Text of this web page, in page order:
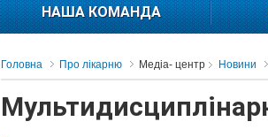
НАША КОМАНДА
Головна Про лікарню Медіа- центр Новини